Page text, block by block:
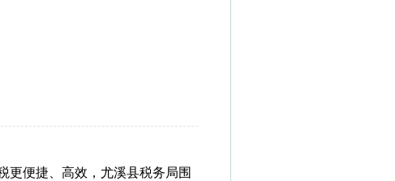
更便捷、高效，尤溪县税务局围